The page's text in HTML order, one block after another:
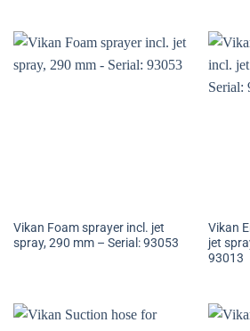
Vikan Foam sprayer incl. jet
spray, 290 mm – Serial: 93053
Vikan
jet
93013